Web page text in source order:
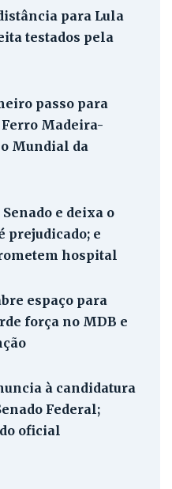
para Lula
testados pela
passo para
Madeira-
Mundial da
e deixa o
prejudicado; e
hospital
espaço para
força no MDB e
à candidatura
Federal;
oficial